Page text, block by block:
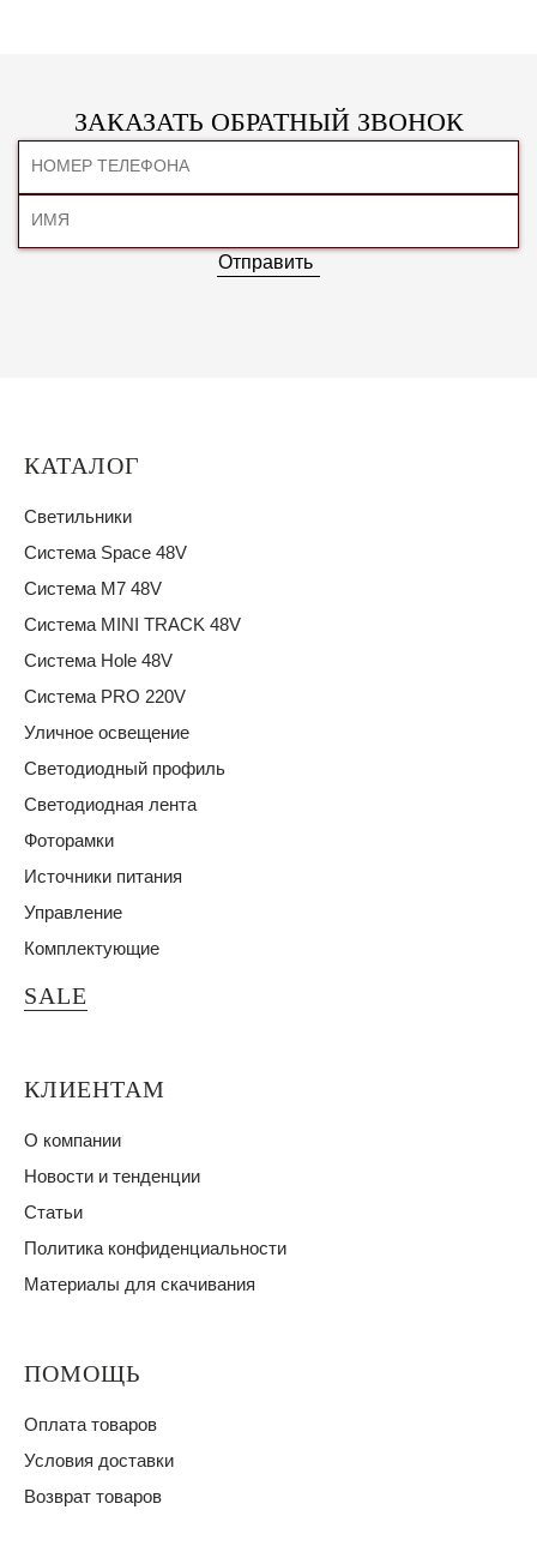
ЗАКАЗАТЬ ОБРАТНЫЙ ЗВОНОК
Отправить
КАТАЛОГ
Светильники
Система Space 48V
Система M7 48V
Система MINI TRACK 48V
Система Hole 48V
Система PRO 220V
Уличное освещение
Светодиодный профиль
Светодиодная лента
Фоторамки
Источники питания
Управление
Комплектующие
SALE
КЛИЕНТАМ
О компании
Новости и тенденции
Статьи
Политика конфиденциальности
Материалы для скачивания
ПОМОЩЬ
Оплата товаров
Условия доставки
Возврат товаров